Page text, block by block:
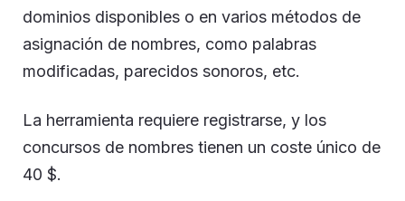
dominios disponibles o en varios métodos de
asignación de nombres, como palabras
modificadas, parecidos sonoros, etc.
La herramienta requiere registrarse, y los
concursos de nombres tienen un coste único de
40 $.